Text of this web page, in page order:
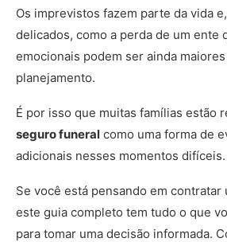
Os imprevistos fazem parte da vida
delicados, como a perda de um ente
emocionais podem ser ainda
planejamento.
É por isso que muitas famílias estão
seguro funeral como uma forma de
adicionais nesses momentos difíceis.
Se você está pensando em contratar
este guia completo tem tudo o que
para tomar uma decisão informada.